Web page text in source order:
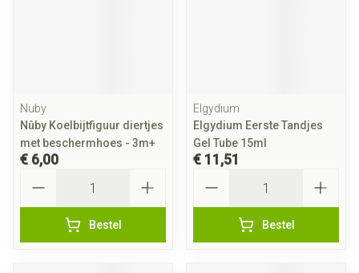
Nuby
Nûby Koelbijtfiguur diertjes
met beschermhoes - 3m+
€ 6,00
Bestel
Elgydium
Elgydium Eerste Tandjes
Gel Tube 15ml
€ 11,51
Bestel